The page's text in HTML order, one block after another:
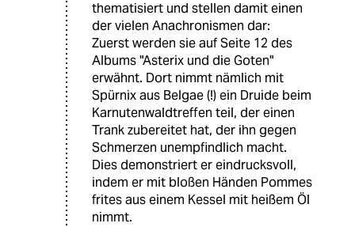
thematisiert und stellen damit einen
der vielen Anachronismen dar:
Zuerst werden sie auf Seite 12 des
Albums "Asterix und die Goten"
erwähnt. Dort nimmt nämlich mit
Spürnix aus Belgae (!) ein Druide beim
Karnutenwaldtreffen teil, der einen
Trank zubereitet hat, der ihn gegen
Schmerzen unempfindlich macht.
Dies demonstriert er eindrucksvoll,
indem er mit bloßen Händen Pommes
frites aus einem Kessel mit heißem Öl
nimmt.